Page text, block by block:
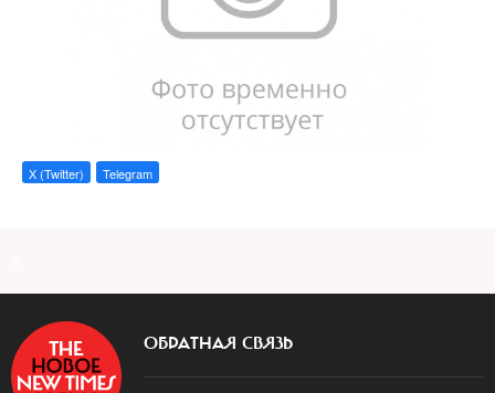
X (Twitter) Telegram
ОБРАТНАЯ СВЯЗЬ